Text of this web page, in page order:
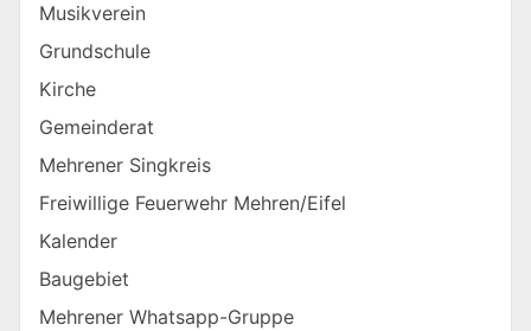
Musikverein
Grundschule
Kirche
Gemeinderat
Mehrener Singkreis
Freiwillige Feuerwehr Mehren/Eifel
Kalender
Baugebiet
Mehrener Whatsapp-Gruppe